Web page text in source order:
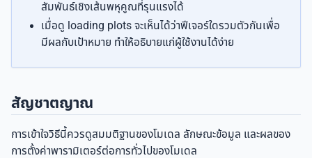
สัมพันธ์เชิงเส้นพหุคูณที่รุนแรงได้
เมื่อดู loading plots จะเห็นได้ว่าฟีเจอร์ใดรวมตัวกันเพื่อ
มีผลกับเป้าหมาย ทำให้อธิบายแก่ผู้ใช้งานได้ง่าย
สัญชาตญาณ
การเข้าใจวิธีนี้ควรดูสมมติฐานของโมเดล ลักษณะข้อมูล และผลของ
การตั้งค่าพารามิเตอร์ต่อการทั่วไปของโมเดล